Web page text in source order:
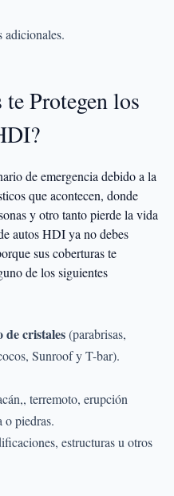
adicionales.
Protegen los
de emergencia debido a la
que acontecen, donde
y otro tanto pierde la vida
autos HDI ya no debes
sus coberturas te
de los siguientes
cristales(parabrisas,
Sunroof y T-bar).
terremoto, erupción
o piedras.
estructuras u otros